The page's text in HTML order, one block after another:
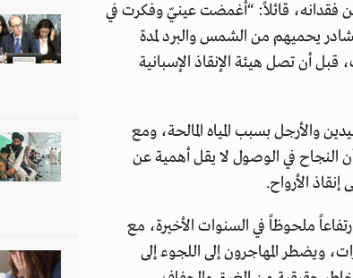
الوقت لتجفيف هاتفه والتواصل مع والدته بعد 11 يوماً من فقدانه، قائلاً: “أغمضت عينيّ وفكرت في
يحميهم من الشمس والبرد لمدة
كانوا على متن القارب، قبل أن تصل هيئة الإنقاذ الإسبانية
والأرجل بسبب المياه المالحة، ومع
في الوصول لا يقل أهمية عن
الأرواح.
ملحوظاً في السنوات الأخيرة، مع
ويضطر المهاجرون إلى اللجوء إلى